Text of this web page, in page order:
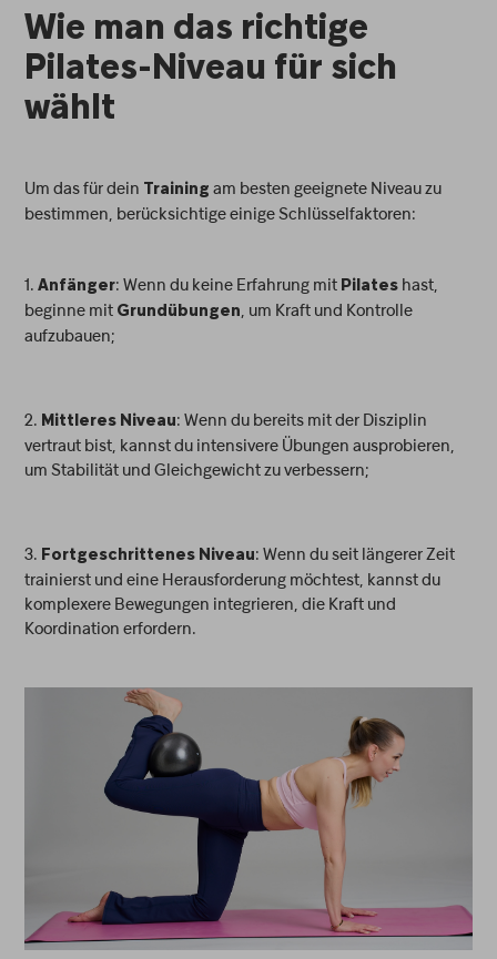
Wie man das richtige
Pilates-Niveau für sich
wählt
Um das für dein Training am besten geeignete Niveau zu
bestimmen, berücksichtige einige Schlüsselfaktoren:
1.Anfänger: Wenn du keine Erfahrung mit Pilates hast,
beginne mit Grundübungen, um Kraft und Kontrolle
aufzubauen;
2. Mittleres Niveau: Wenn du bereits mit der Disziplin
vertraut bist, kannst du intensivere Übungen ausprobieren,
um Stabilität und Gleichgewicht zu verbessern;
3. Fortgeschrittenes Niveau: Wenn du seit längerer Zeit
trainierst und eine Herausforderung möchtest, kannst du
komplexere Bewegungen integrieren, die Kraft und
Koordination erfordern.